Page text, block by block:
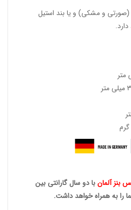
و مشکی) و یا بند استیل
بنز آلمانبا دو سال گارانتی بین
را به همراه خواهد داشت.